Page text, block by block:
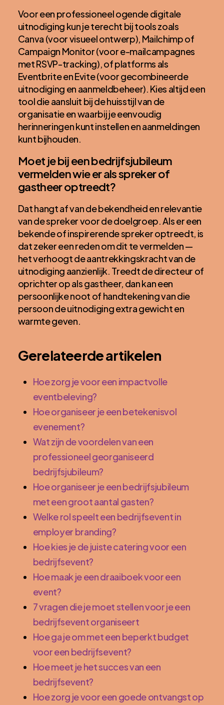
Voor een professioneel ogende digitale
uitnodiging kun je terecht bij tools zoals
Canva (voor visueel ontwerp), Mailchimp of
Campaign Monitor (voor e-mailcampagnes
met RSVP-tracking), of platforms als
Eventbrite en Evite (voor gecombineerde
uitnodiging en aanmeldbeheer). Kies altijd een
tool die aansluit bij de huisstijl van de
organisatie en waarbij je eenvoudig
herinneringen kunt instellen en aanmeldingen
kunt bijhouden.
Moet je bij een bedrijfsjubileum
vermelden wie er als spreker of
gastheer optreedt?
Dat hangt af van de bekendheid en relevantie
van de spreker voor de doelgroep. Als er een
bekende of inspirerende spreker optreedt, is
dat zeker een reden om dit te vermelden —
het verhoogt de aantrekkingskracht van de
uitnodiging aanzienlijk. Treedt de directeur of
oprichter op als gastheer, dan kan een
persoonlijke noot of handtekening van die
persoon de uitnodiging extra gewicht en
warmte geven.
Gerelateerde artikelen
Hoe zorg je voor een impactvolle
eventbeleving?
Hoe organiseer je een betekenisvol
evenement?
Wat zijn de voordelen van een
professioneel georganiseerd
bedrijfsjubileum?
Hoe organiseer je een bedrijfsjubileum
met een groot aantal gasten?
Welke rol speelt een bedrijfsevent in
employer branding?
Hoe kies je de juiste catering voor een
bedrijfsevent?
Hoe maak je een draaiboek voor een
event?
7 vragen die je moet stellen voor je een
bedrijfsevent organiseert
Hoe ga je om met een beperkt budget
voor een bedrijfsevent?
Hoe meet je het succes van een
bedrijfsevent?
Hoe zorg je voor een goede ontvangst op